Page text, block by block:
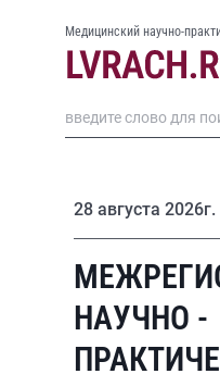
Медицинский научно-
28 августа 2026г.
НАУЧНО -